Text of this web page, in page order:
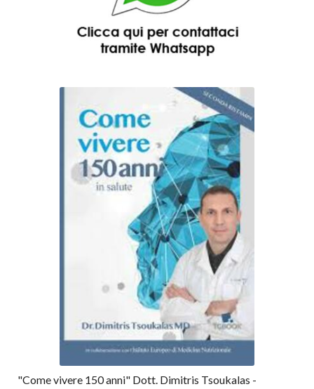
"Come vivere 150 anni" Dott. Dimitris Tsoukalas -